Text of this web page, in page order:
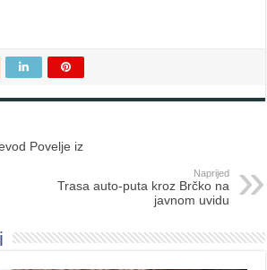
Povelje iz
Naprijed
Trasa auto-puta kroz Brčko na
javnom uvidu